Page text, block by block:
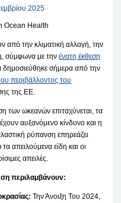
2025
από την κλιματική αλλαγή, την
σύμφωνα με τηνένατη έκθεση
δημοσιεύθηκε σήμερα από την
περιβάλλοντος του
της ΕΕ.
των ωκεανών επιταχύνεται, τα
αυξανόμενο κίνδυνο και η
ρύπανση επηρεάζει
απειλούμενα είδη και οι
απειλές.
περιλαμβάνουν:
Την Άνοιξη Του 2024,